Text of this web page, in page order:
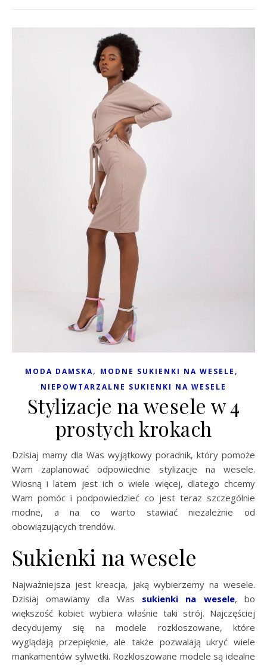
MODA DAMSKA, MODNE SUKIENKI NA WESELE ,
NIEPOWTARZALNE SUKIENKI NA WESELE
Stylizacje na wesele w 4
prostych krokach
Dzisiaj mamy dla Was wyjątkowy poradnik, który pomoże
Wam zaplanować odpowiednie stylizacje na wesele.
Wiosną i latem jest ich o wiele więcej, dlatego chcemy
Wam pomóc i podpowiedzieć co jest teraz szczególnie
modne, a na co warto stawiać niezależnie od
obowiązujących trendów.
Sukienki na wesele
Najważniejsza jest kreacja, jaką wybierzemy na wesele.
Dzisiaj omawiamy dla Was sukienki na wesele, bo
większość kobiet wybiera właśnie taki strój. Najczęściej
decydujemy się na modele rozkloszowane, które
wyglądają przepięknie, ale także pozwalają ukryć wiele
mankamentów sylwetki. Rozkloszowane modele są idealne